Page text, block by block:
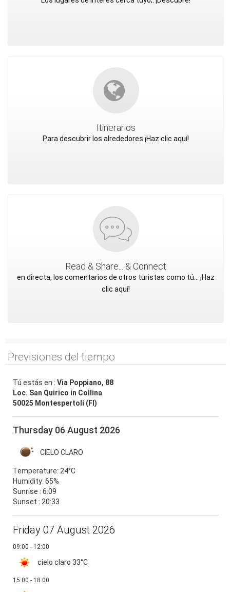
Itinerarios
Para descubrir los alrededores ¡Haz clic aquí!
Read & Share... & Connect
en directa, los comentarios de otros turistas como tú... ¡Haz
clic aquí!
Previsiones del tiempo
Tú estás en : Via Poppiano, 88
Loc. San Quirico in Collina
50025 Montespertoli (FI)
Thursday 06 August 2026
CIELO CLARO
Temperature: 24°C
Humidity: 65%
Sunrise : 6:09
Sunset : 20:33
Friday 07 August 2026
09:00 - 12:00
cielo claro 33°C
15:00 - 18:00